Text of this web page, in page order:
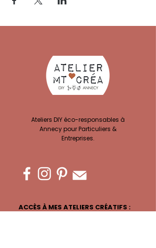
Ateliers DIY éco-responsables à
Annecy pour Particuliers &
Entreprises.
ACCÈS À MES ATELIERS CRÉATIFS :